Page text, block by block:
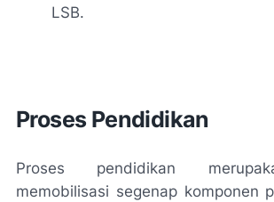
LSB.
Proses Pendidikan
Proses pendidikan
memobilisasi segenap komponen